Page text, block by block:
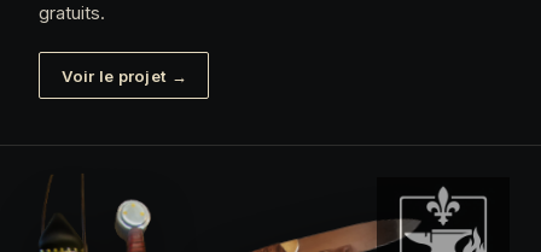
gratuits.
Voir le projet →